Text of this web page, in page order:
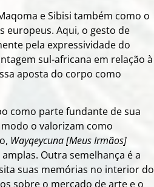
e Sibisi também como o
europeus. Aqui, o gesto de
pela expressividade do
sul-africana em relação à
aposta do corpo como
como parte fundante de sua
o valorizam como
Wayqeycuna [Meus Irmãos]
Outra semelhança é a
suas memórias no interior do
sobre o mercado de arte e o